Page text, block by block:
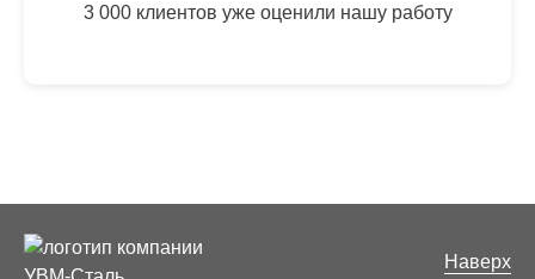
3 000 клиентов уже оценили нашу работу
Наверх